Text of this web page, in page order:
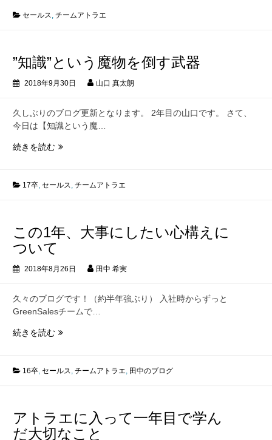
イ
ム
で
た
め
セールス, チームアトラエ
”知識”という魔物を倒す武器
2018年9月30日 山口 真太朗
久しぶりのブログ更新となります。 2年目の山口です。 さて、
今日は【知識という魔…
続きを読む”知
う
倒
器
17卒, セールス, チームアトラエ
この1年、大事にしたい心構えに
ついて
2018年8月26日 田中 希実
久々のブログです！（約半年強ぶり） 入社時からずっと
GreenSalesチームで…
続きを読むこ
年、
し
た
16卒, セールス, チームアトラエ, 田中のブログ
アトラエに入って一年目で学ん
だ大切なこと